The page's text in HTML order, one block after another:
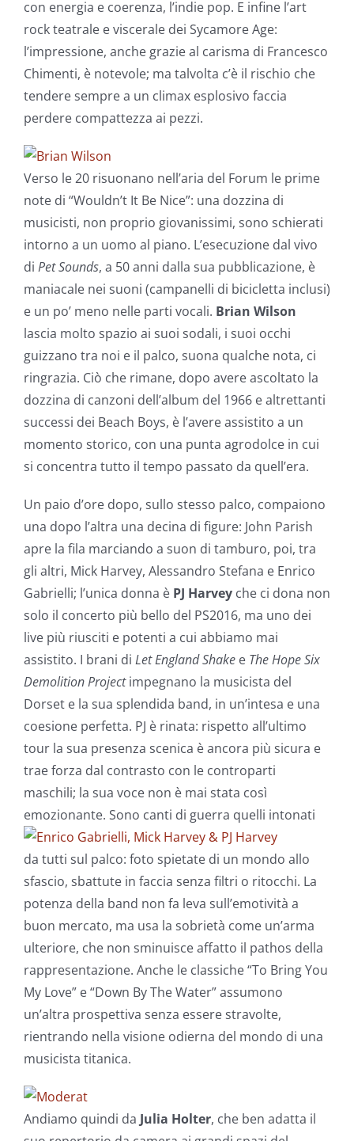
con energia e coerenza, l’indie pop. E infine l’art
rock teatrale e viscerale dei Sycamore Age:
l’impressione, anche grazie al carisma di Francesco
Chimenti, è notevole; ma talvolta c’è il rischio che
tendere sempre a un climax esplosivo faccia
perdere compattezza ai pezzi.
Verso le 20 risuonano nell’aria del Forum le prime
note di “Wouldn’t It Be Nice”: una dozzina di
musicisti, non proprio giovanissimi, sono schierati
intorno a un uomo al piano. L’esecuzione dal vivo
di Pet Sounds, a 50 anni dalla sua pubblicazione, è
maniacale nei suoni (campanelli di bicicletta inclusi)
e un po’ meno nelle parti vocali. Brian Wilson
lascia molto spazio ai suoi sodali, i suoi occhi
guizzano tra noi e il palco, suona qualche nota, ci
ringrazia. Ciò che rimane, dopo avere ascoltato la
dozzina di canzoni dell’album del 1966 e altrettanti
successi dei Beach Boys, è l’avere assistito a un
momento storico, con una punta agrodolce in cui
si concentra tutto il tempo passato da quell’era.
Un paio d’ore dopo, sullo stesso palco, compaiono
una dopo l’altra una decina di figure: John Parish
apre la fila marciando a suon di tamburo, poi, tra
gli altri, Mick Harvey, Alessandro Stefana e Enrico
Gabrielli; l’unica donna è PJ Harvey che ci dona non
solo il concerto più bello del PS2016, ma uno dei
live più riusciti e potenti a cui abbiamo mai
assistito. I brani di Let England Shake e The Hope Six
Demolition Projectimpegnano la musicista del
Dorset e la sua splendida band, in un’intesa e una
coesione perfetta. PJ è rinata: rispetto all’ultimo
tour la sua presenza scenica è ancora più sicura e
trae forza dal contrasto con le controparti
maschili; la sua voce non è mai stata così
emozionante. Sono canti di guerra quelli intonati
da tutti sul palco: foto spietate di un mondo allo
sfascio, sbattute in faccia senza filtri o ritocchi. La
potenza della band non fa leva sull’emotività a
buon mercato, ma usa la sobrietà come un’arma
ulteriore, che non sminuisce affatto il pathos della
rappresentazione. Anche le classiche “To Bring You
My Love” e “Down By The Water” assumono
un’altra prospettiva senza essere stravolte,
rientrando nella visione odierna del mondo di una
musicista titanica.
Andiamo quindi da Julia Holter, che ben adatta il